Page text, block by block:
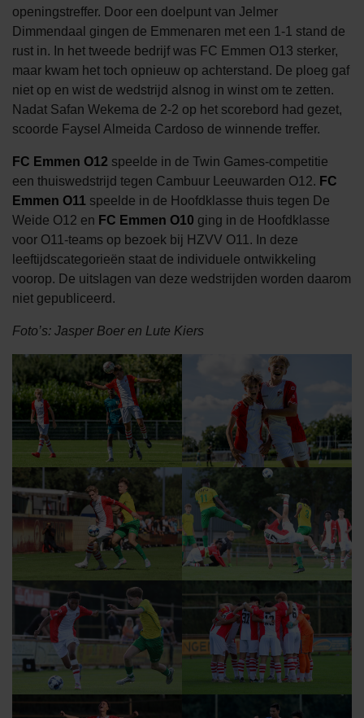
openingstreffer. Door een doelpunt van Jelmer
Dimmendaal gingen de Emmenaren met een 1-1 stand de
rust in. In het tweede bedrijf was FC Emmen O13 sterker,
maar kwam het toch opnieuw op achterstand. De ploeg gaf
niet op en wist de wedstrijd alsnog in winst om te zetten.
Nadat Safan Wekema de 2-2 op het scorebord had gezet,
scoorde Faysel Almeida Cardoso de winnende treffer.
FC Emmen O12 speelde in de Twin Games-competitie
een thuiswedstrijd tegen Cambuur Leeuwarden O12. FC
Emmen O11 speelde in de Hoofdklasse thuis tegen De
Weide O12 en FC Emmen O10 ging in de Hoofdklasse
voor O11-teams op bezoek bij HZVV O11. In deze
leeftijdscategorieën staat de individuele ontwikkeling
voorop. De uitslagen van deze wedstrijden worden daarom
niet gepubliceerd.
Foto’s: Jasper Boer en Lute Kiers